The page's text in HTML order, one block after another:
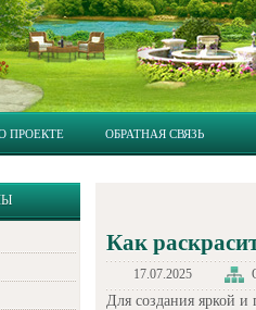
ПРОЕКТЕ ОБРАТНАЯ СВЯЗЬ
Как
17.07.2025
Для создания яркой и